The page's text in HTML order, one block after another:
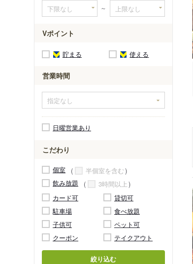
～
Vポイント
貯まる 使える
営業時間
日曜営業あり
こだわり
個室
半個室を含む
飲み放題
3時間以上
カード可
貸切可
駐車場
食べ放題
子供可
ペット可
クーポン
テイクアウト
絞り込む